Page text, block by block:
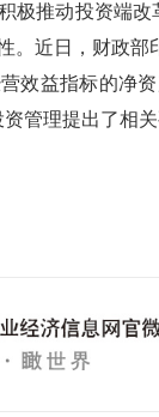
推动投资端改
。近日，财政
效益指标的净
管理提出了相